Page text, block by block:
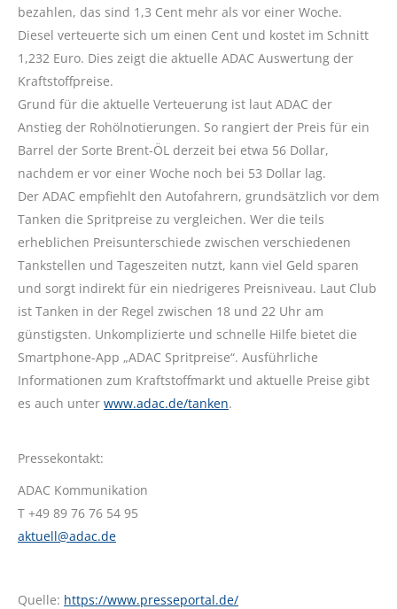
bezahlen, das sind 1,3 Cent mehr als vor einer Woche.
Diesel verteuerte sich um einen Cent und kostet im Schnitt
1,232 Euro. Dies zeigt die aktuelle ADAC Auswertung der
Kraftstoffpreise.
Grund für die aktuelle Verteuerung ist laut ADAC der
Anstieg der Rohölnotierungen. So rangiert der Preis für ein
Barrel der Sorte Brent-ÖL derzeit bei etwa 56 Dollar,
nachdem er vor einer Woche noch bei 53 Dollar lag.
Der ADAC empfiehlt den Autofahrern, grundsätzlich vor dem
Tanken die Spritpreise zu vergleichen. Wer die teils
erheblichen Preisunterschiede zwischen verschiedenen
Tankstellen und Tageszeiten nutzt, kann viel Geld sparen
und sorgt indirekt für ein niedrigeres Preisniveau. Laut Club
ist Tanken in der Regel zwischen 18 und 22 Uhr am
günstigsten. Unkomplizierte und schnelle Hilfe bietet die
Smartphone-App „ADAC Spritpreise“. Ausführliche
Informationen zum Kraftstoffmarkt und aktuelle Preise gibt
es auch unter www.adac.de/tanken.
Pressekontakt:
ADAC Kommunikation
T +49 89 76 76 54 95
aktuell@adac.de
Quelle: https://www.presseportal.de/